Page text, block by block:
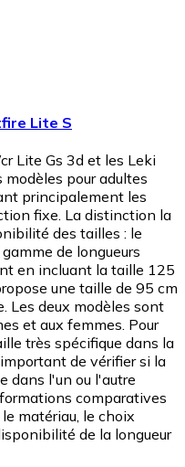
Lite S
Lite Gs 3d et les Leki
pour adultes
principalement les
fixe. La distinction la
des tailles : le
de longueurs
en incluant la taille 125
une taille de 95 cm
Les deux modèles sont
et aux femmes. Pour
très spécifique dans la
de vérifier si la
dans l'un ou l'autre
comparatives
matériau, le choix
de la longueur